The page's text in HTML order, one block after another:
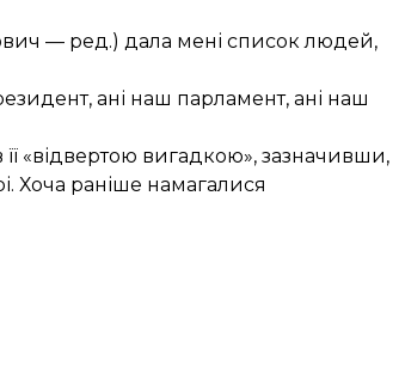
— ред.) дала мені список людей,
ані наш парламент, ані наш
«відвертою вигадкою», зазначивши,
Хоча раніше намагалися